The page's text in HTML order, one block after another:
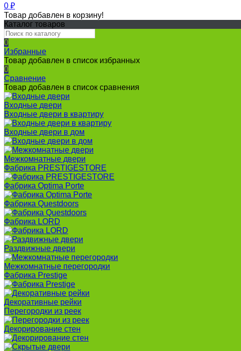
0 ₽
Товар добавлен в корзину!
Каталог товаров
0
Избранные
Товар добавлен в список избранных
0
Сравнение
Товар добавлен в список сравнения
Входные двери
Входные двери в квартиру
Входные двери в дом
Межкомнатные двери
Фабрика PRESTIGESTORE
Фабрика Optima Porte
Фабрика Questdoors
Фабрика LORD
Раздвижные двери
Межкомнатные перегородки
Фабрика Prestige
Декоративные рейки
Перегородки из реек
Декорирование стен